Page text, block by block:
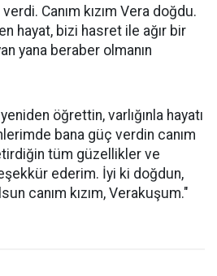
Canım kızım Vera doğdu.
hayat, bizi hasret ile ağır bir
yana beraber olmanın
öğrettin, varlığınla hayatı
bana güç verdin canım
tüm güzellikler ve
ederim. İyi ki doğdun,
canım kızım, Verakuşum."